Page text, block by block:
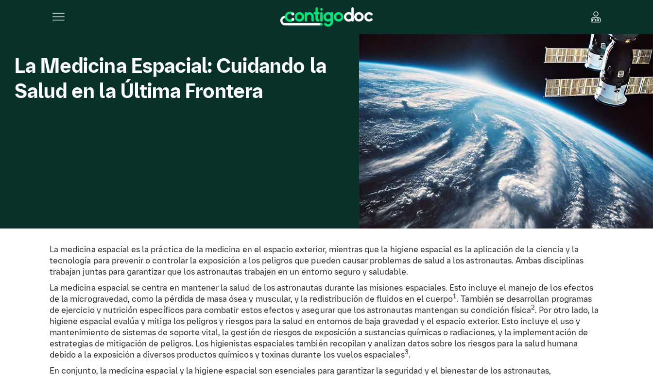
La Medicina Espacial: Cuidando la
Salud en la Última Frontera
La medicina espacial es la práctica de la medicina en el espacio exterior, mientras que la higiene espacial es la aplicación de la ciencia y la
tecnología para prevenir o controlar la exposición a los peligros que pueden causar problemas de salud a los astronautas. Ambas disciplinas
trabajan juntas para garantizar que los astronautas trabajen en un entorno seguro y saludable.
La medicina espacial se centra en mantener la salud de los astronautas durante las misiones espaciales. Esto incluye el manejo de los efectos
de la microgravedad, como la pérdida de masa ósea y muscular, y la redistribución de fluidos en el cuerpo1. También se desarrollan programas
de ejercicio y nutrición específicos para combatir estos efectos y asegurar que los astronautas mantengan su condición física2. Por otro lado, la
higiene espacial evalúa y mitiga los peligros y riesgos para la salud en entornos de baja gravedad y el espacio exterior. Esto incluye el uso y
mantenimiento de sistemas de soporte vital, la gestión de riesgos de exposición a sustancias químicas o radiaciones, y la implementación de
estrategias de mitigación de peligros. Los higienistas espaciales también recopilan y analizan datos sobre los riesgos para la salud humana
debido a la exposición a diversos productos químicos y toxinas durante los vuelos espaciales3.
En conjunto, la medicina espacial y la higiene espacial son esenciales para garantizar la seguridad y el bienestar de los astronautas,